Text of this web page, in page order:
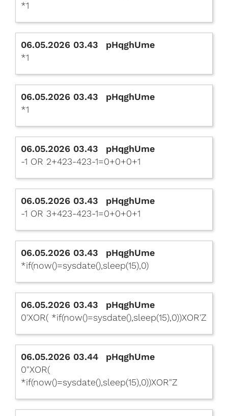
*1
06.05.2026 03.43
pHqghUme
*1
06.05.2026 03.43
pHqghUme
*1
06.05.2026 03.43
pHqghUme
-1 OR 2+423-423-1=0+0+0+1
06.05.2026 03.43
pHqghUme
-1 OR 3+423-423-1=0+0+0+1
06.05.2026 03.43
pHqghUme
*if(now()=sysdate(),sleep(15),0)
06.05.2026 03.43
pHqghUme
0'XOR( *if(now()=sysdate(),sleep(15),0))XOR'Z
06.05.2026 03.44
pHqghUme
0"XOR(
*if(now()=sysdate(),sleep(15),0))XOR"Z